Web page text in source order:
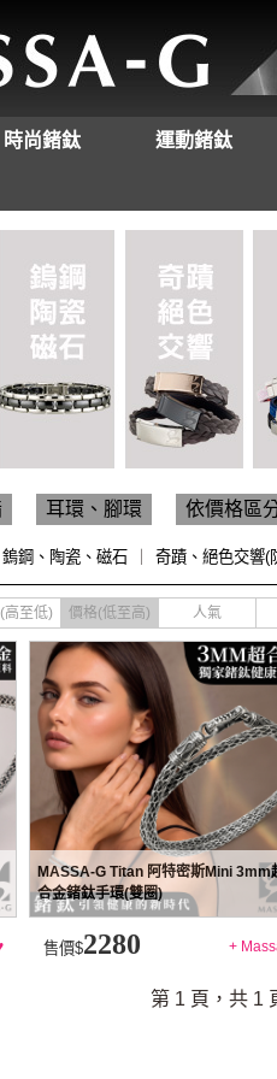
時尚鍺鈦 運動鍺鈦
耳環、腳環 依價格區
鎢鋼、陶瓷、磁石 奇蹟、絕色交響(
高至低) 價格(低至高) 人氣
MASSA-G Titan 阿特密斯Mini 3mm
合金鍺鈦手環(雙圈)
售價$2280 +
第 1 頁，共 1